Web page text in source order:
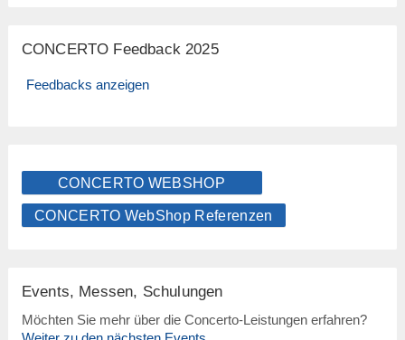
CONCERTO Feedback 2025
Feedbacks anzeigen
CONCERTO WEBSHOP
CONCERTO WebShop Referenzen
Events, Messen, Schulungen
Möchten Sie mehr über die Concerto-Leistungen erfahren?